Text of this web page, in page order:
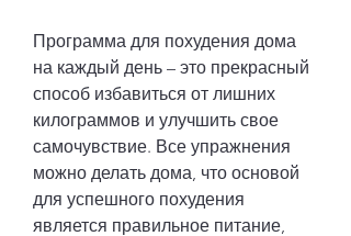
Программа для похудения дома
на каждый день – это прекрасный
способ избавиться от лишних
килограммов и улучшить свое
самочувствие. Все упражнения
можно делать дома, что основой
для успешного похудения
является правильное питание,